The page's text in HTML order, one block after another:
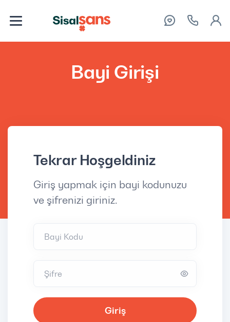
Bayi Girişi
Tekrar Hoşgeldiniz
Giriş yapmak için bayi kodunuzu
ve şifrenizi giriniz.
Bayi Kodu
Şifre
Giriş